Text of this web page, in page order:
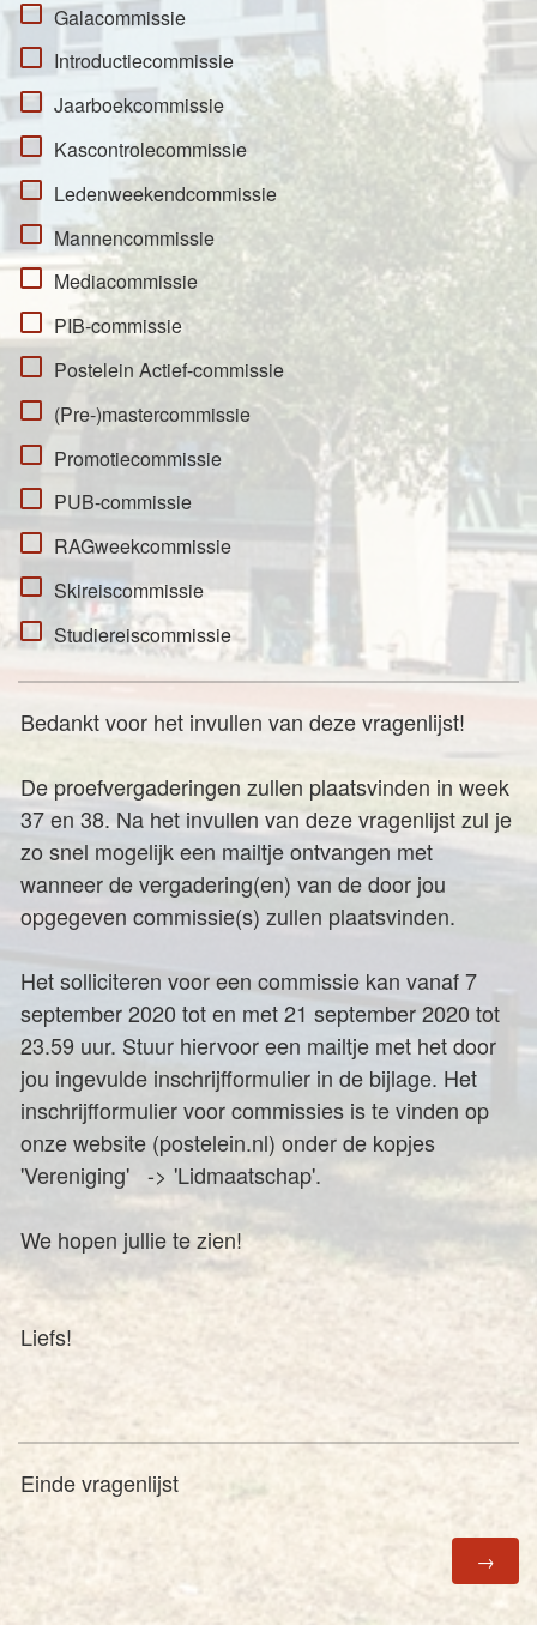
Galacommissie
Introductiecommissie
Jaarboekcommissie
Kascontrolecommissie
Ledenweekendcommissie
Mannencommissie
Mediacommissie
PIB-commissie
Postelein Actief-commissie
(Pre-)mastercommissie
Promotiecommissie
PUB-commissie
RAGweekcommissie
Skireiscommissie
Studiereiscommissie
Bedankt voor het invullen van deze vragenlijst!
De proefvergaderingen zullen plaatsvinden in week
37 en 38. Na het invullen van deze vragenlijst zul je
zo snel mogelijk een mailtje ontvangen met
wanneer de vergadering(en) van de door jou
opgegeven commissie(s) zullen plaatsvinden.
Het solliciteren voor een commissie kan vanaf 7
september 2020 tot en met 21 september 2020 tot
23.59 uur. Stuur hiervoor een mailtje met het door
jou ingevulde inschrijfformulier in de bijlage. Het
inschrijfformulier voor commissies is te vinden op
onze website (postelein.nl) onder de kopjes
'Vereniging' -> 'Lidmaatschap'.
We hopen jullie te zien!
Liefs!
Einde vragenlijst